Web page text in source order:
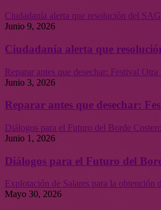
Ciudadanía alerta que resolución del
Junio 9, 2026
Ciudadanía alerta que
Reparar antes que desechar: Festival
Junio 3, 2026
Reparar antes que desechar:
Diálogos para el Futuro del Borde
Junio 1, 2026
Diálogos para el Futuro del
Explotación de Salares para la
Mayo 30, 2026